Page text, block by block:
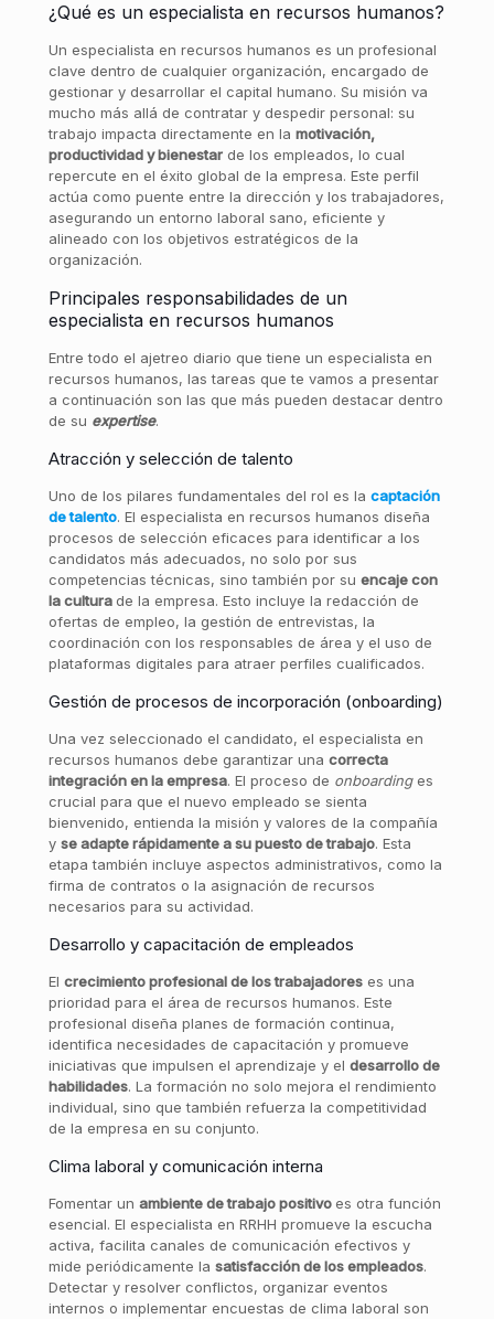
¿Qué es un especialista en recursos humanos?
Un especialista en recursos humanos es un profesional
clave dentro de cualquier organización, encargado de
gestionar y desarrollar el capital humano. Su misión va
mucho más allá de contratar y despedir personal: su
trabajo impacta directamente en la motivación,
productividad y bienestarde los empleados, lo cual
repercute en el éxito global de la empresa. Este perfil
actúa como puente entre la dirección y los trabajadores,
asegurando un entorno laboral sano, eficiente y
alineado con los objetivos estratégicos de la
organización.
Principales responsabilidades de un
especialista en recursos humanos
Entre todo el ajetreo diario que tiene un especialista en
recursos humanos, las tareas que te vamos a presentar
a continuación son las que más pueden destacar dentro
de su expertise.
Atracción y selección de talento
Uno de los pilares fundamentales del rol es la captación
de talento. El especialista en recursos humanos diseña
procesos de selección eficaces para identificar a los
candidatos más adecuados, no solo por sus
competencias técnicas, sino también por su encaje con
la culturade la empresa. Esto incluye la redacción de
ofertas de empleo, la gestión de entrevistas, la
coordinación con los responsables de área y el uso de
plataformas digitales para atraer perfiles cualificados.
Gestión de procesos de incorporación (onboarding)
Una vez seleccionado el candidato, el especialista en
recursos humanos debe garantizar una correcta
integración en la empresa. El proceso de onboardinges
crucial para que el nuevo empleado se sienta
bienvenido, entienda la misión y valores de la compañía
y se adapte rápidamente a su puesto de trabajo. Esta
etapa también incluye aspectos administrativos, como la
firma de contratos o la asignación de recursos
necesarios para su actividad.
Desarrollo y capacitación de empleados
El crecimiento profesional de los trabajadoreses una
prioridad para el área de recursos humanos. Este
profesional diseña planes de formación continua,
identifica necesidades de capacitación y promueve
iniciativas que impulsen el aprendizaje y el desarrollo de
habilidades. La formación no solo mejora el rendimiento
individual, sino que también refuerza la competitividad
de la empresa en su conjunto.
Clima laboral y comunicación interna
Fomentar un ambiente de trabajo positivo es otra función
esencial. El especialista en RRHH promueve la escucha
activa, facilita canales de comunicación efectivos y
mide periódicamente la satisfacción de los empleados.
Detectar y resolver conflictos, organizar eventos
internos o implementar encuestas de clima laboral son